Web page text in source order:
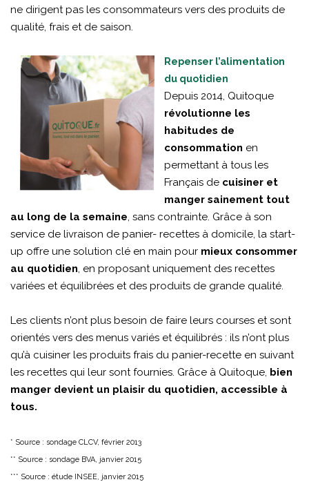
ne dirigent pas les consommateurs vers des produits de
qualité, frais et de saison.
Repenser l’alimentation
du quotidien
Depuis 2014, Quitoque
révolutionne les
habitudes de
consommation en
permettant à tous les
Français de cuisiner et
manger sainement tout
au long de la semaine, sans contrainte. Grâce à son
service de livraison de panier- recettes à domicile, la start-
up offre une solution clé en main pour mieux consommer
au quotidien, en proposant uniquement des recettes
variées et équilibrées et des produits de grande qualité.
Les clients n’ont plus besoin de faire leurs courses et sont
orientés vers des menus variés et équilibrés : ils n’ont plus
qu’à cuisiner les produits frais du panier-recette en suivant
les recettes qui leur sont fournies. Grâce à Quitoque, bien
manger devient un plaisir du quotidien, accessible à
tous.
* Source : sondage CLCV, février 2013
** Source : sondage BVA, janvier 2015
*** Source : étude INSEE, janvier 2015